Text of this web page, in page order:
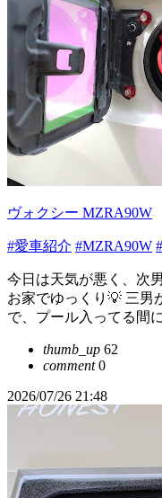
ヴォクシー MZRA90W
#愛車紹介 #MZRA90W
今日は天気が悪く、次
お家でゆっくり💡 三男
で、プール入ってる間
thumb_up 62
comment0
2026/07/26 21:48